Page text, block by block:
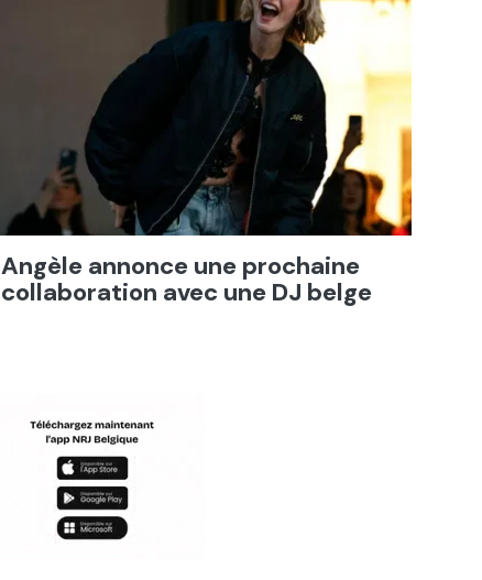
Angèle annonce une prochaine
collaboration avec une DJ belge